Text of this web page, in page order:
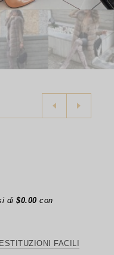
di $0.00 con
FACILI